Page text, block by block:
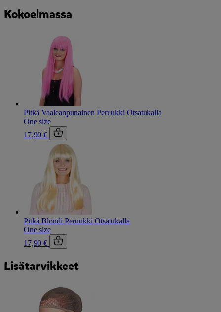
Kokoelmassa
Pitkä Vaaleanpunainen Peruukki Otsatukalla
One size
17,90 €
Pitkä Blondi Peruukki Otsatukalla
One size
17,90 €
Lisätarvikkeet